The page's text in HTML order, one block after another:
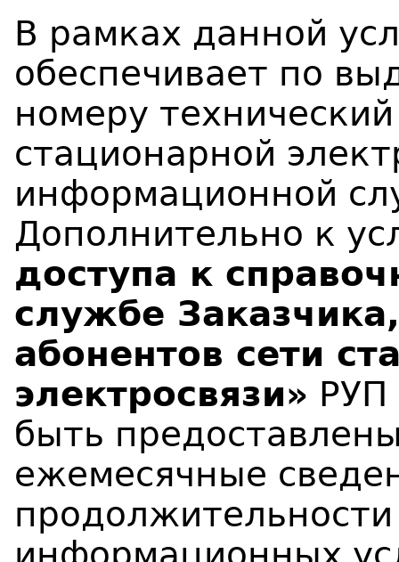
В рамках данной
обеспечивает по
номеру
стационарной
информационной
Дополнительно к
доступа к
службе
абонентов сети
электросвязи» РУП
быть
ежемесячные